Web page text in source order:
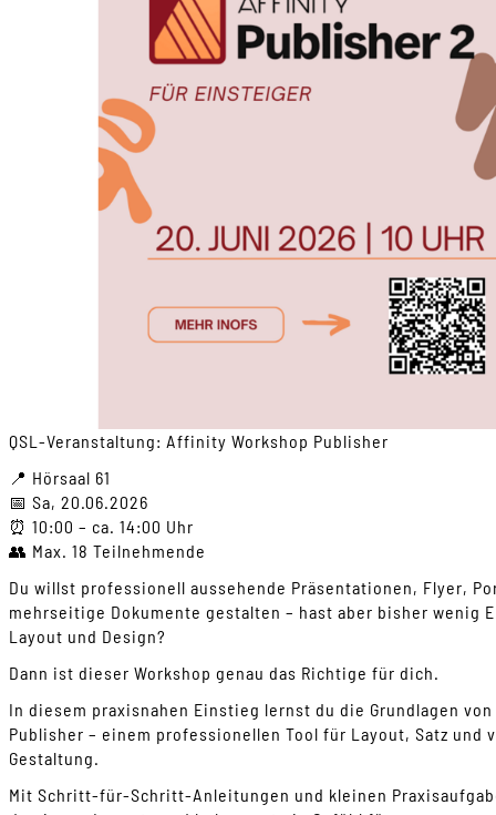
QSL-Veranstaltung: Affinity Workshop Publisher
📍 Hörsaal 61
📅 Sa, 20.06.2026
⏰ 10:00 – ca. 14:00 Uhr
👥 Max. 18 Teilnehmende
Du willst professionell aussehende Präsentationen, Flyer,
mehrseitige Dokumente gestalten – hast aber bisher wenig
Layout und Design?
Dann ist dieser Workshop genau das Richtige für dich.
In diesem praxisnahen Einstieg lernst du die Grundlagen
Publisher – einem professionellen Tool für Layout, Satz und
Gestaltung.
Mit Schritt-für-Schritt-Anleitungen und kleinen